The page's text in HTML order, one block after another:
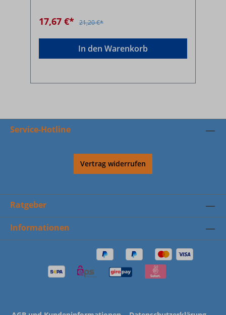
17,67 €* 21,20 €*
In den Warenkorb
Service-Hotline
Vertrag widerrufen
Ratgeber
Informationen